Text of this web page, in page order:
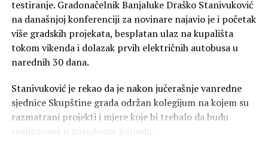
testiranje. Gradonačelnik Banjaluke Draško Stanivuković
na današnjoj konferenciji za novinare najavio je i početak
više gradskih projekata, besplatan ulaz na kupališta
tokom vikenda i dolazak prvih električnih autobusa u
narednih 30 dana.
Stanivuković je rekao da je nakon jučerašnje vanredne
sjednice Skupštine grada održan kolegijum na kojem su
razmatrani projekti i mjere koje bi trebalo da budu
realizovane u narednom periodu.